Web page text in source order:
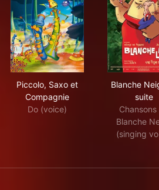
Piccolo, Saxo et
Compagnie
Do (voice)
Blanche
suite
Blanche
(singing